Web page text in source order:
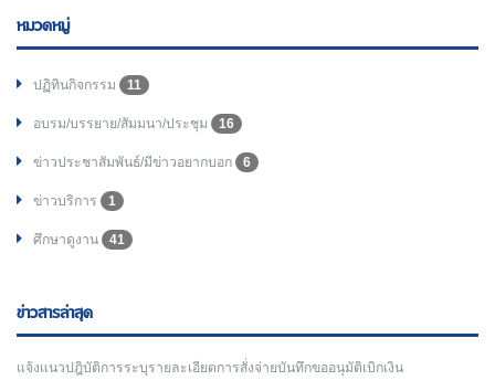
หมวดหมู่
ปฏิทินกิจกรรม 11
อบรม/บรรยาย/สัมมนา/ประชุม 16
ข่าวประชาสัมพันธ์/มีข่าวอยากบอก 6
ข่าวบริการ 1
ศึกษาดูงาน 41
ข่าวสารล่าสุด
แจ้งแนวปฎิบัติการระบุรายละเอียดการสั่งจ่ายบันทึกขออนุมัติเบิกเงิน